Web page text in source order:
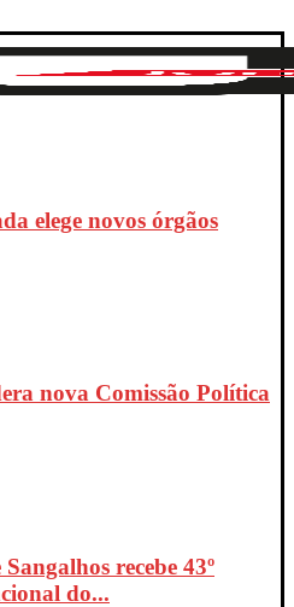
elege novos órgãos
nova Comissão Política
recebe 43º
do...